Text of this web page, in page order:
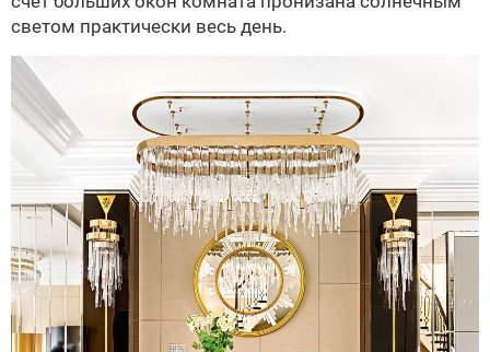
светом практически весь день.